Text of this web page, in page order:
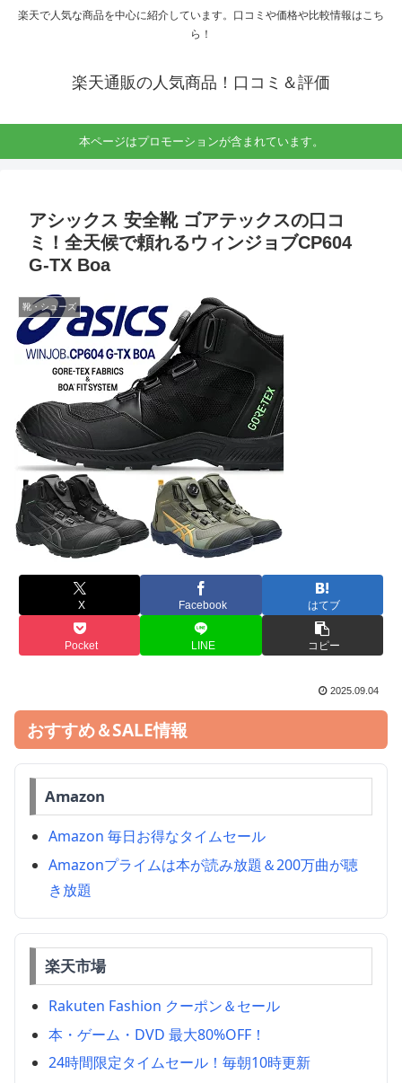
楽天で人気な商品を中心に紹介しています。口コミや価格や比較情報はこち
ら！
楽天通販の人気商品！口コミ＆評価
本ページはプロモーションが含まれています。
アシックス 安全靴 ゴアテックスの口コ
ミ！全天候で頼れるウィンジョブCP604
G-TX Boa
靴・シューズ
X Facebook はてブ
Pocket LINE コピー
2025.09.04
おすすめ＆SALE情報
Amazon
Amazon 毎日お得なタイムセール
Amazonプライムは本が読み放題＆200万曲が聴
き放題
楽天市場
Rakuten Fashion クーポン＆セール
本・ゲーム・DVD 最大80%OFF！
24時間限定タイムセール！毎朝10時更新